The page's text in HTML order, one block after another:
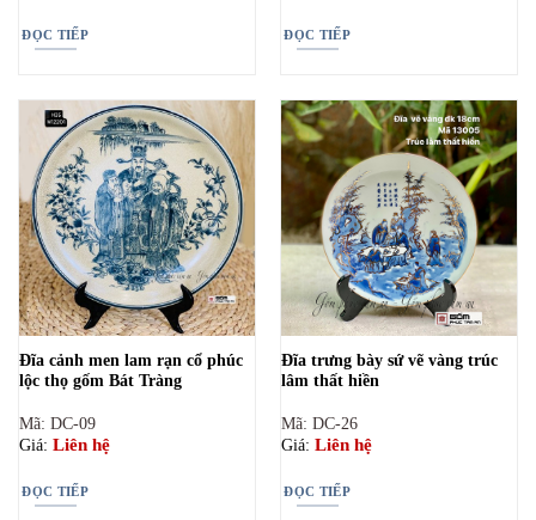
ĐỌC TIẾP ĐỌC TIẾP
Đĩa cảnh men lam rạn cổ phúc
lộc thọ gốm Bát Tràng
Mã: DC-09
Giá: Liên hệ
ĐỌC TIẾP
Đĩa trưng bày sứ vẽ vàng trúc
lâm thất hiền
Mã: DC-26
Giá: Liên hệ
ĐỌC TIẾP